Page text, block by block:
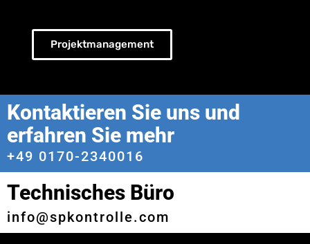
Projektmanagement
Kontaktieren Sie uns und
erfahren Sie mehr
+49 0170-2340016
Technisches Büro
info@spkontrolle.com